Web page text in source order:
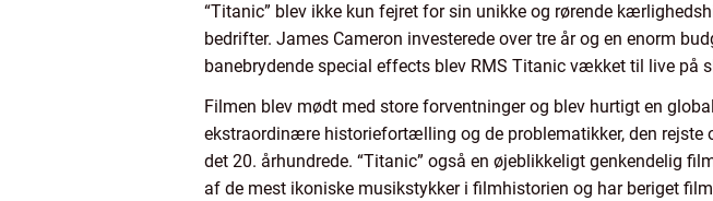
“Titanic” blev ikke kun fejret for sin unikke og rørende
bedrifter. James Cameron investerede over tre år og en enorm
banebrydende special effects blev RMS Titanic vækket til live på
Filmen blev mødt med store forventninger og blev hurtigt en
ekstraordinære historiefortælling og de problematikker, den
det 20. århundrede. “Titanic” også en øjeblikkeligt genkendelig
af de mest ikoniske musikstykker i filmhistorien og har beriget